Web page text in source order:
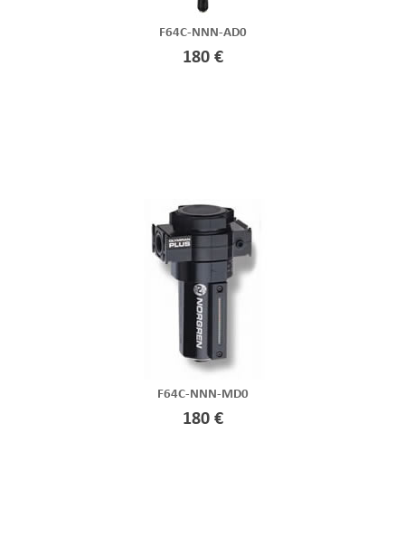
F64C-NNN-AD0
180 €
F64C-NNN-MD0
180 €